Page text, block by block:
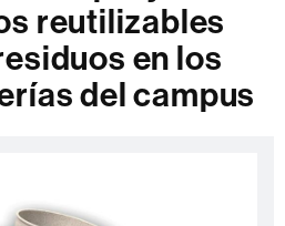
reutilizables
en los
del campus